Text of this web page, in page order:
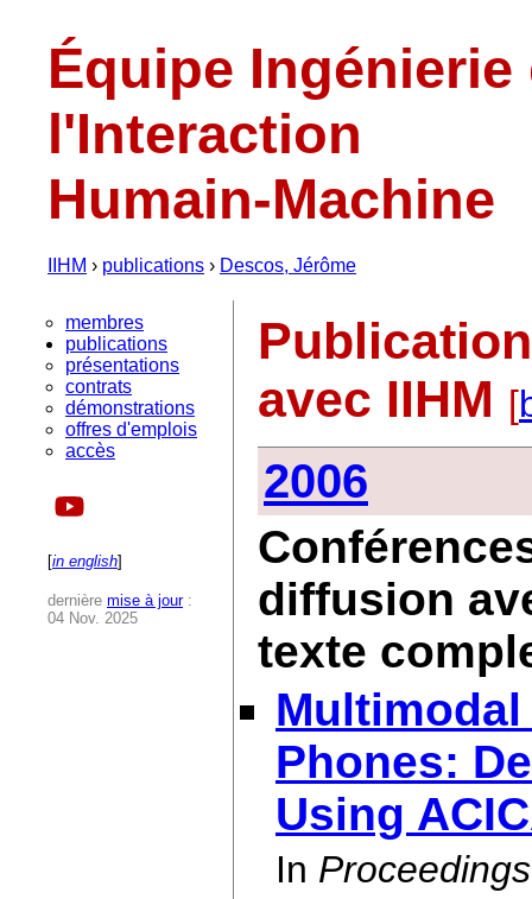
Équipe Ingénierie
l'Interaction
Humain-Machine
IIHM › publications › Descos, Jérôme
membres
publications
présentations
contrats
démonstrations
offres d'emplois
accès
[in english]
dernière mise à jour:
04 Nov. 2025
avec IIHM [
2006
diffusion
texte
Phones:
Using
In